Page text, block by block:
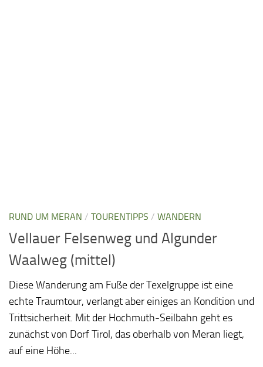
RUND UM MERAN / TOURENTIPPS / WANDERN
Vellauer Felsenweg und Algunder
Waalweg (mittel)
Diese Wanderung am Fuße der Texelgruppe ist eine
echte Traumtour, verlangt aber einiges an Kondition und
Trittsicherheit. Mit der Hochmuth-Seilbahn geht es
zunächst von Dorf Tirol, das oberhalb von Meran liegt,
auf eine Höhe...